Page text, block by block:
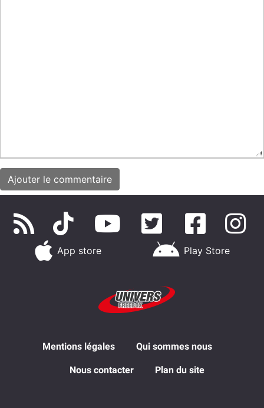
App store Play Store
Mentions légales Qui sommes nous
Nous contacter Plan du site